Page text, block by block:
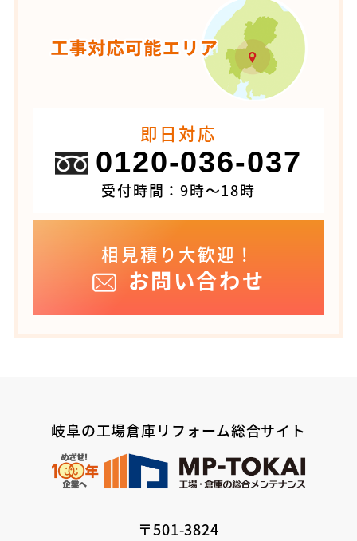
即日対応
0120-036-037
受付時間：9時～18時
相見積り大歓迎！
お問い合わせ
岐阜の工場倉庫リフォーム総合サイト
〒501-3824